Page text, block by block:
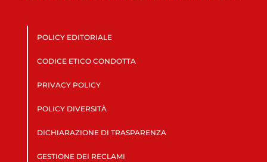
POLICY EDITORIALE
CODICE ETICO CONDOTTA
PRIVACY POLICY
POLICY DIVERSITÀ
DICHIARAZIONE DI TRASPARENZA
GESTIONE DEI RECLAMI